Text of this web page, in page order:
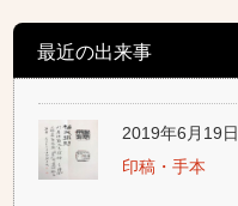
最近の出来事
2019年6月19日
印稿・手本